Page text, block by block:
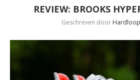
REVIEW: BROOKS
Geschreven door